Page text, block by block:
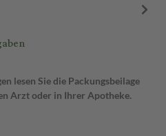
lesen Sie die Packungsbeilage
Arzt oder in Ihrer Apotheke.